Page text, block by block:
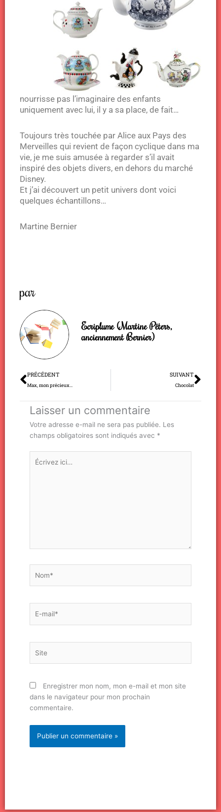
nourrisse pas l’imaginaire des enfants
uniquement avec lui, il y a sa place, de fait…
Toujours très touchée par Alice aux Pays des
Merveilles qui revient de façon cyclique dans ma
vie, je me suis amusée à regarder s’il avait
inspiré des objets divers, en dehors du marché
Disney.
Et j’ai découvert un petit univers dont voici
quelques échantillons…
Martine Bernier
par
Ecriplume (Martine Péters,
anciennement Bernier)
Précédent
PRÉCÉDENT
Max, mon précieux…
SUIVANT
Chocolat
Laisser un commentaire
Votre adresse e-mail ne sera pas publiée. Les
champs obligatoires sont indiqués avec *
Écrivez
ici…
mail*
Enregistrer mon nom, mon e-mail et mon site
dans le navigateur pour mon prochain
commentaire.